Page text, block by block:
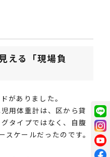
える「現場負
がありました。
用体重計は、区から貸
タイプではなく、自腹
ケールだったのです。